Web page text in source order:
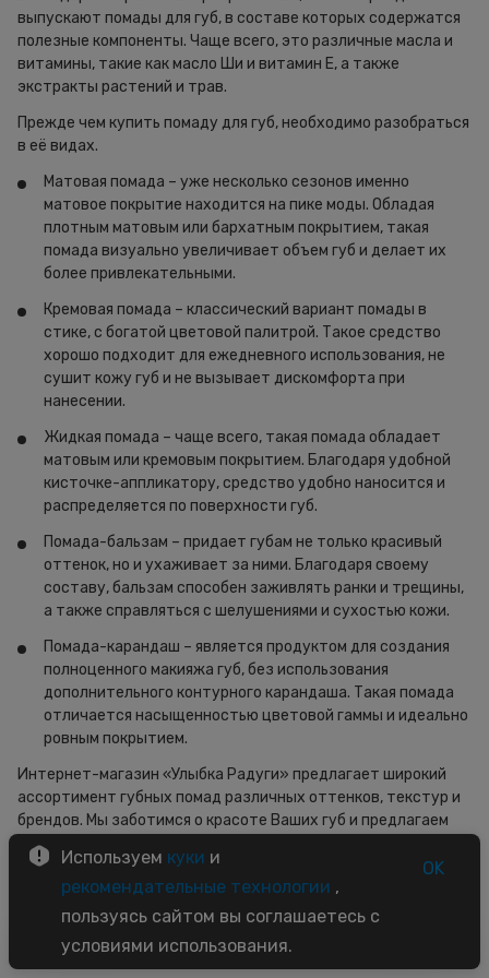
выпускают помады для губ, в составе которых содержатся
полезные компоненты. Чаще всего, это различные масла и
витамины, такие как масло Ши и витамин Е, а также
экстракты растений и трав.
Прежде чем купить помаду для губ, необходимо разобраться
в её видах.
Матовая помада – уже несколько сезонов именно
матовое покрытие находится на пике моды. Обладая
плотным матовым или бархатным покрытием, такая
помада визуально увеличивает объем губ и делает их
более привлекательными.
Кремовая помада – классический вариант помады в
стике, с богатой цветовой палитрой. Такое средство
хорошо подходит для ежедневного использования, не
сушит кожу губ и не вызывает дискомфорта при
нанесении.
Жидкая помада – чаще всего, такая помада обладает
матовым или кремовым покрытием. Благодаря удобной
кисточке-аппликатору, средство удобно наносится и
распределяется по поверхности губ.
Помада-бальзам – придает губам не только красивый
оттенок, но и ухаживает за ними. Благодаря своему
составу, бальзам способен заживлять ранки и трещины,
а также справляться с шелушениями и сухостью кожи.
Помада-карандаш – является продуктом для создания
полноценного макияжа губ, без использования
дополнительного контурного карандаша. Такая помада
отличается насыщенностью цветовой гаммы и идеально
ровным покрытием.
Интернет-магазин «Улыбка Радуги» предлагает широкий
ассортимент губных помад различных оттенков, текстур и
брендов. Мы заботимся о красоте Ваших губ и предлагаем
качественную продукцию знаменитых мировых
производителей по доступной цене!
Используем куки и
рекомендательные технологии ,
пользуясь сайтом вы соглашаетесь с
условиями использования.
OK